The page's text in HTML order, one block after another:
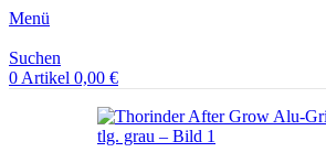
Menü
Suchen
0 Artikel 0,00 €